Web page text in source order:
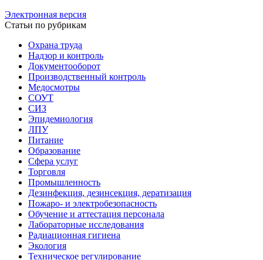
Электронная версия
Статьи по рубрикам
Охрана труда
Надзор и контроль
Документооборот
Производственный контроль
Медосмотры
СОУТ
СИЗ
Эпидемиология
ЛПУ
Питание
Образование
Сфера услуг
Торговля
Промышленность
Дезинфекция, дезинсекция, дератизация
Пожаро- и электробезопасность
Обучение и аттестация персонала
Лабораторные исследования
Радиационная гигиена
Экология
Техническое регулирование